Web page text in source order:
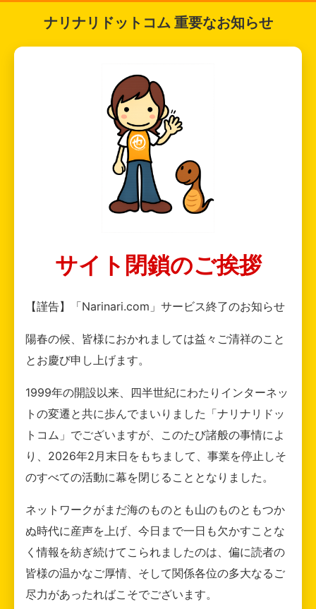
ナリナリドットコム 重要なお知らせ
サイト閉鎖のご挨拶
【謹告】「Narinari.com」サービス終了のお知らせ
陽春の候、皆様におかれましては益々ご清祥のこと
とお慶び申し上げます。
1999年の開設以来、四半世紀にわたりインターネッ
トの変遷と共に歩んでまいりました「ナリナリドッ
トコム」でございますが、このたび諸般の事情によ
り、2026年2月末日をもちまして、事業を停止しそ
のすべての活動に幕を閉じることとなりました。
ネットワークがまだ海のものとも山のものともつか
ぬ時代に産声を上げ、今日まで一日も欠かすことな
く情報を紡ぎ続けてこられましたのは、偏に読者の
皆様の温かなご厚情、そして関係各位の多大なるご
尽力があったればこそでございます。